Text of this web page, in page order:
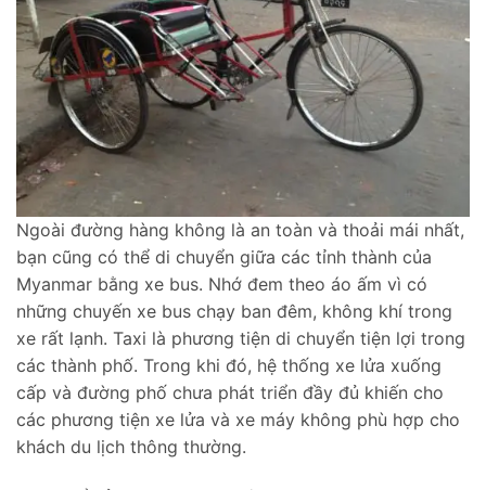
Ngoài đường hàng không là an toàn và thoải mái nhất,
bạn cũng có thể di chuyển giữa các tỉnh thành của
Myanmar bằng xe bus. Nhớ đem theo áo ấm vì có
những chuyến xe bus chạy ban đêm, không khí trong
xe rất lạnh. Taxi là phương tiện di chuyển tiện lợi trong
các thành phố. Trong khi đó, hệ thống xe lửa xuống
cấp và đường phố chưa phát triển đầy đủ khiến cho
các phương tiện xe lửa và xe máy không phù hợp cho
khách du lịch thông thường.